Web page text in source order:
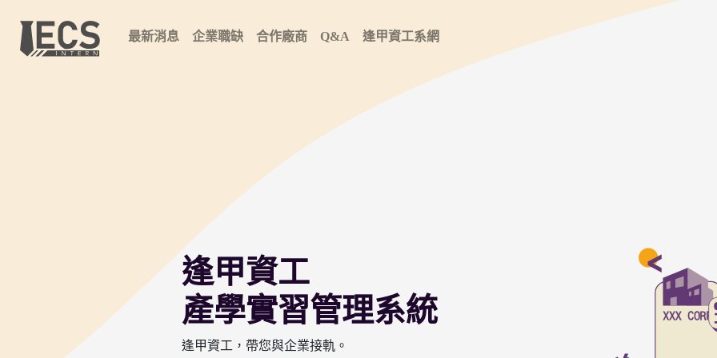
最新消息 企業職缺 合作廠商 Q&A 逢甲資工系網
逢甲資工
產學實習管理系統
逢甲資工，帶您與企業接軌。